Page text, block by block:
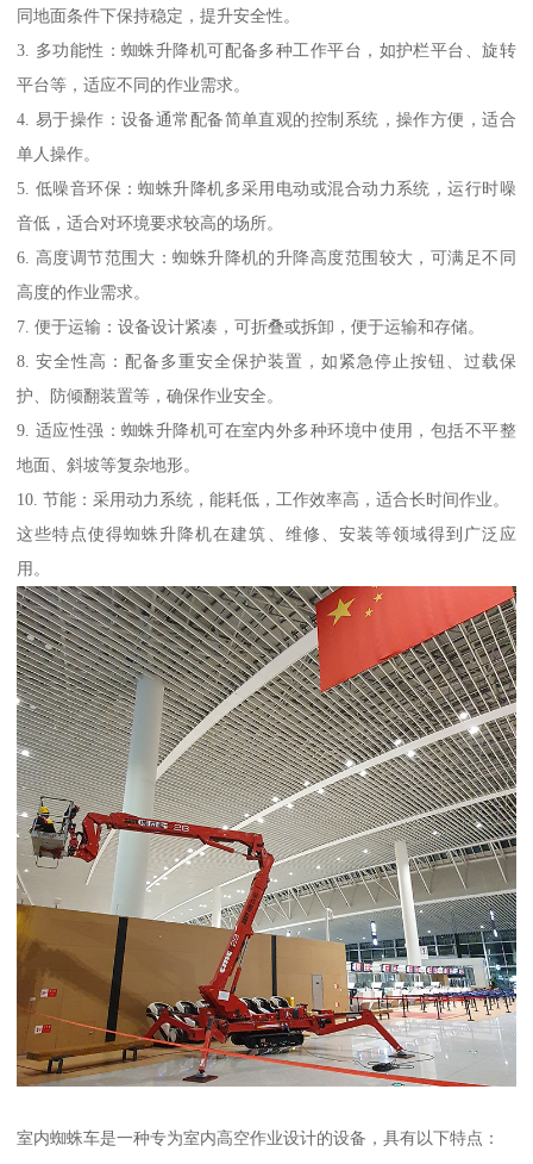
同地面条件下保持稳定，提升安全性。
3. 多功能性：蜘蛛升降机可配备多种工作平台，如护栏平台、旋转
平台等，适应不同的作业需求。
4. 易于操作：设备通常配备简单直观的控制系统，操作方便，适合
单人操作。
5. 低噪音环保：蜘蛛升降机多采用电动或混合动力系统，运行时噪
音低，适合对环境要求较高的场所。
6. 高度调节范围大：蜘蛛升降机的升降高度范围较大，可满足不同
高度的作业需求。
7. 便于运输：设备设计紧凑，可折叠或拆卸，便于运输和存储。
8. 安全性高：配备多重安全保护装置，如紧急停止按钮、过载保
护、防倾翻装置等，确保作业安全。
9. 适应性强：蜘蛛升降机可在室内外多种环境中使用，包括不平整
地面、斜坡等复杂地形。
10. 节能：采用动力系统，能耗低，工作效率高，适合长时间作业。
这些特点使得蜘蛛升降机在建筑、维修、安装等领域得到广泛应
用。
室内蜘蛛车是一种专为室内高空作业设计的设备，具有以下特点：